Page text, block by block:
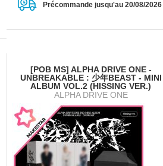
Précommande jusqu'au 20/08/2026
[POB MS] ALPHA DRIVE ONE -
UNBREAKABLE : 少年BEAST - MINI
ALBUM VOL.2 (HISSING VER.)
ALPHA DRIVE ONE